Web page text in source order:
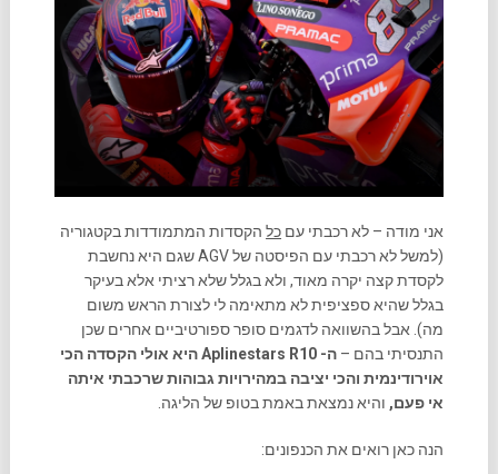
אני מודה – לא רכבתי עם כלהקסדות המתמודדות בקטגוריה
(למשל לא רכבתי עם הפיסטה של AGV שגם היא נחשבת
לקסדת קצה יקרה מאוד, ולא בגלל שלא רציתי אלא בעיקר
בגלל שהיא ספציפית לא מתאימה לי לצורת הראש משום
מה). אבל בהשוואה לדגמים סופר ספורטיביים אחרים שכן
התנסיתי בהם –
ה- Aplinestars R10 היא אולי הקסדה הכי
אוירודינמית והכי יציבה במהירויות גבוהות שרכבתי איתה
אי פעם, והיא נמצאת באמת בטופ של הליגה.
הנה כאן רואים את הכנפונים: